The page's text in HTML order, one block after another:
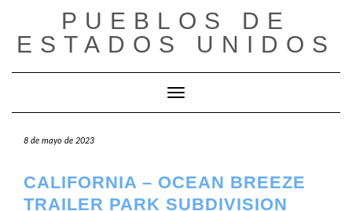
contenido
PUEBLOS DE
ESTADOS UNIDOS
Cambiar modo de navegación
8 de mayo de 2023
CALIFORNIA – OCEAN BREEZE
TRAILER PARK SUBDIVISION